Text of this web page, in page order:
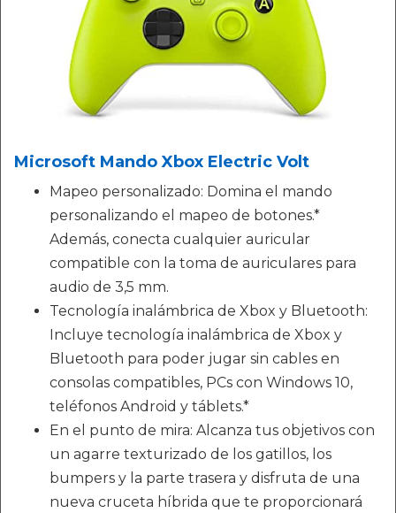
Microsoft Mando Xbox Electric Volt
Mapeo personalizado: Domina el mando
personalizando el mapeo de botones.*
Además, conecta cualquier auricular
compatible con la toma de auriculares para
audio de 3,5 mm.
Tecnología inalámbrica de Xbox y Bluetooth:
Incluye tecnología inalámbrica de Xbox y
Bluetooth para poder jugar sin cables en
consolas compatibles, PCs con Windows 10,
teléfonos Android y táblets.*
En el punto de mira: Alcanza tus objetivos con
un agarre texturizado de los gatillos, los
bumpers y la parte trasera y disfruta de una
nueva cruceta híbrida que te proporcionará